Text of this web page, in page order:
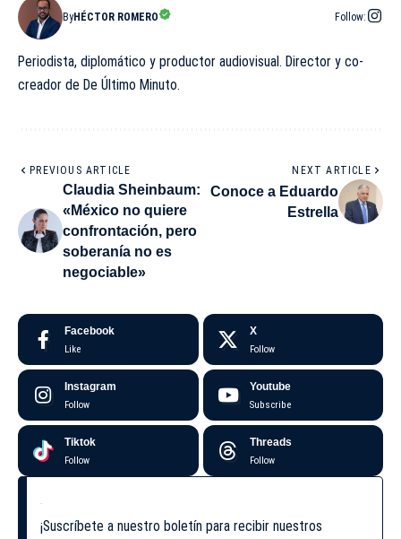
ByHÉCTOR ROMERO Follow:
Periodista, diplomático y productor audiovisual. Director y co-
creador de De Último Minuto.
PREVIOUS ARTICLE
Claudia Sheinbaum:
«México no quiere
confrontación, pero
soberanía no es
negociable»
NEXT ARTICLE
Conoce a Eduardo
Estrella
Facebook
Like
X
Follow
Instagram
Follow
Youtube
Subscribe
Tiktok
Follow
Threads
Follow
¡Suscríbete a nuestro boletín para recibir nuestros